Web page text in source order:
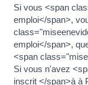
Si vous <span
emploi</span>,
emploi</span>,
<span
Si vous n'avez
inscrit </span>à à